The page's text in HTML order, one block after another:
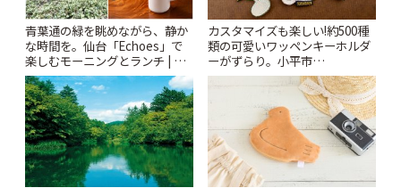
青葉通の緑を眺めながら、静か
な時間を。仙台「Echoes」で
楽しむモーニングとランチ | こ
とりっぷ
カスタマイズも楽しい!約500種
類の可愛いワッペンキーホルダ
ーがずらり。小平市
「Kimamaya T&K」 | ことりっ